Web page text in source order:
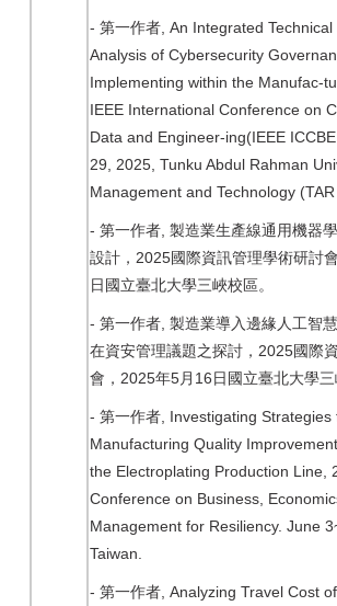
- 第一作者 , An Integrated
Analysis of Cybersecurity
Implementing within the Manufac-
IEEE International Conference on
Data and Engineer-ing(IEEE
29, 2025, Tunku Abdul Rahman
Management and Technology
- 第一作者 製造業生產線通用機器
設計， 2025國際資訊管理學術研討會
日國立臺北大學三峽校區。
- 第一作者 製造業導入邊緣人工智
在資安管理議題之探討， 2025國際
會， 2025年5月 16 日國立臺北大學三
- 第一作者 , Investigating Strategies
Manufacturing Quality
the Electroplating Production Line,
Conference on Business,
Management for Resiliency. June
Taiwan.
- 第一作者 , Analyzing Travel Cost